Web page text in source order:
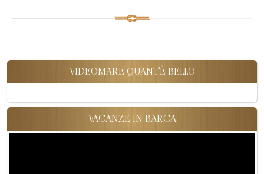
VIDEOMARE QUANT'È BELLO
VACANZE IN BARCA